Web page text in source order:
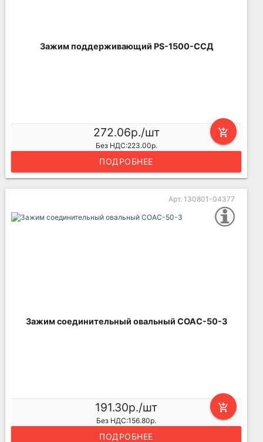
Зажим поддерживающий PS-1500-ССД
add_shopping_cart
272.06р./шт
Без НДС:223.00р.
ПОДРОБНЕЕ
Арт. 130801-04377
Зажим соединительный овальный СОАС-50-3
add_shopping_cart
191.30р./шт
Без НДС:156.80р.
ПОДРОБНЕЕ